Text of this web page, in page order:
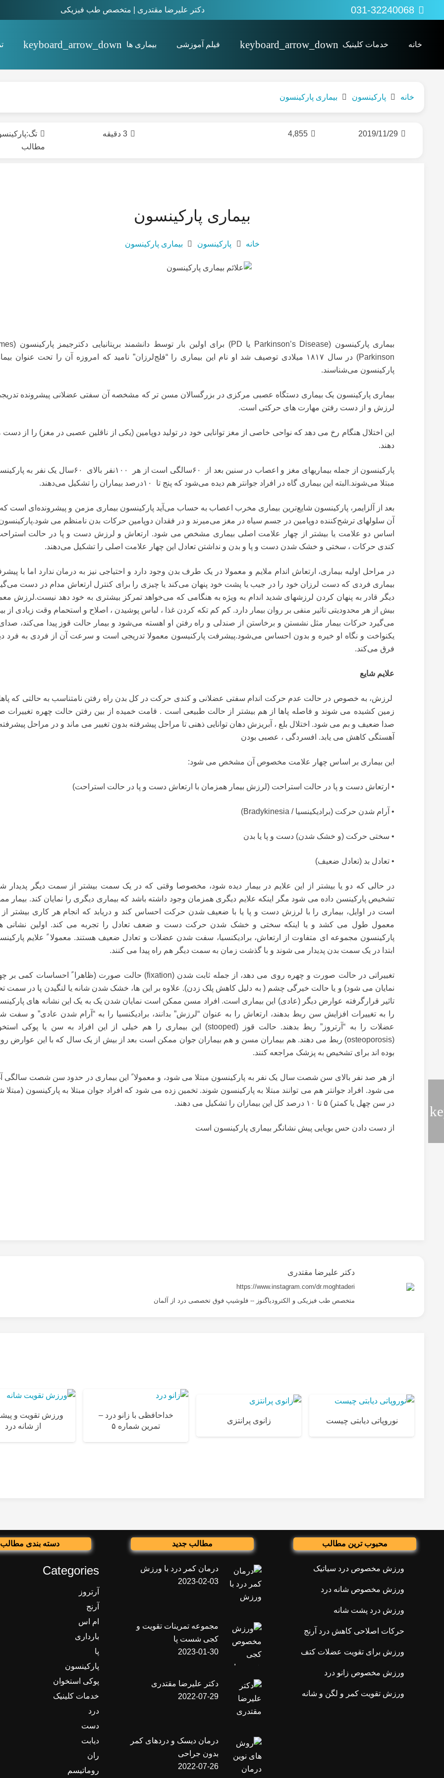
031-32240068 دکتر علیرضا مقتدری | متخصص طب فیزیکی
خانه خدمات کلینیک فیلم آموزشی بیماری ها
خانه پارکینسون بیماری پارکینسون
2019/11/29
4,855 3 دقیقه تگ:
مطالب
بیماری پارکینسون
خانه پارکینسون بیماری پارکینسون
بیماری پارکینسون (Parkinson’s Disease یا PD) برای اولین بار توسط دانشمند بریتانیایی دکترجیمز پارکینسون (
Parkinson
) در سال ۱۸۱۷ میلادی توصیف شد او نام این بیماری را “فلج‌لرزان” نامید که امروزه آن را تحت عنوان
پارکینسون می‌شناسند.
بیماری پارکینسون یک بیماری دستگاه عصبی مرکزی در بزرگسالان مسن تر که مشخصه آن سفتی عضلانی پیشرونده
لرزش و از دست رفتن مهارت های حرکتی است.
این اختلال هنگام رخ می دهد که نواحی خاصی از مغز توانایی خود در تولید دوپامین (یکی از ناقلین عصبی در مغز) را از
دهند.
پارکینسون از جمله بیماریهای مغز و اعصاب در سنین بعد از ‪۶۰سالگی است از هر
۶۰سال یک نفر به
مبتلا می‌شوند.البته این بیماری گاه در افراد جوانتر هم دیده می‌شود که پنج تا
بعد از آلزایمر، پارکینسون شایع‌ترین بیماری مخرب اعصاب به حساب می‌آید پارکینسون بیماری مزمن و پیشرونده‌ای است که
آن سلولهای ترشح‌کننده دوپامین در جسم سیاه در مغز می‌میرند و در فقدان دوپامین حرکات بدن نامنظم می شود.پارکینسون
اساس دو علامت یا بیشتر از چهار علامت اصلی بیماری مشخص می شود. ارتعاش و لرزش دست و پا در حالت
کندی حرکات ، سختی و خشک شدن دست و پا و بدن و نداشتن تعادل این چهار علامت اصلی را تشکیل می‌دهند.
در مراحل اولیه بیماری، ارتعاش اندام ملایم و معمولا در یک طرف بدن وجود دارد و احتیاجی نیز به درمان ندارد اما با
بیماری فردی که دست لرزان خود را در جیب یا پشت خود پنهان می‌کند یا چیزی را برای کنترل ارتعاش مدام در دست
دیگر قادر به پنهان کردن لرزشهای شدید اندام به ویژه به هنگامی که می‌خواهد تمرکز بیشتری به خود دهد نیست.لرزش
بیش از هر محدودیتی تاثیر منفی بر روان بیمار دارد. کم کم تکه کردن غذا ، لباس پوشیدن ، اصلاح و استحمام وقت زیادی از
می‌گیرد حرکات بیمار مثل نشستن و برخاستن از صندلی و راه رفتن او اهسته می‌شود و بیمار حالت قوز پیدا می‌کند،
یکنواخت و نگاه او خیره و بدون احساس می‌شود.پیشرفت پارکنیسون معمولا تدریجی است و سرعت آن از فردی به فرد
فرق می‌کند.
علایم شایع
لرزش، به خصوص در حالت عدم حرکت اندام سفتی عضلانی و کندی حرکت در کل بدن راه رفتن نامتناسب به حالتی که
زمین کشیده می شوند و فاصله پاها از هم بیشتر از حالت طبیعی است . قامت خمیده از بین رفتن حالت چهره تغییرات
صدا ضعیف و بم می شود. اختلال بلع ، آبریزش دهان توانایی ذهنی تا مراحل پیشرفته بدون تغییر می ماند و در مراحل
آهستگی کاهش می یابد. افسردگی ، عصبی بودن
این بیماری بر اساس چهار علامت مخصوص آن مشخص می شود:
• ارتعاش دست و پا در حالت استراحت (لرزش بیمار همزمان با ارتعاش دست و پا در حالت استراحت)
• آرام شدن حرکت (برادیکینسیا / Bradykinesia
)
• سختی حرکت (و خشک شدن) دست و پا یا بدن
• تعادل بد (تعادل ضعیف)
در حالی که دو یا بیشتر از این علایم در بیمار دیده شود، مخصوصا وقتی که در یک سمت بیشتر از سمت دیگر پدیدار
تشخیص پارکینسن داده می شود مگر اینکه علایم دیگری همزمان وجود داشته باشد که بیماری دیگری را نمایان کند. بیمار
است در اوایل، بیماری را با لرزش دست و پا یا با ضعیف شدن حرکت احساس کند و دریابد که انجام هر کاری بیشتر
معمول طول می کشد و یا اینکه سختی و خشک شدن حرکت دست و ضعف تعادل را تجربه می کند. اولین نشانی
پارکینسون مجموعه ای متفاوت از ارتعاش، برادیکنسیا، سفت شدن عضلات و تعادل ضعیف هستند. معمولا ً علایم
ابتدا در یک سمت بدن پدیدار می شوند و با گذشت زمان به سمت دیگر هم راه پیدا می کنند.
تغییراتی در حالت صورت و چهره روی می دهد، از جمله ثابت شدن (fixation) حالت صورت (ظاهرا ً احساسات کمی بر
نمایان می شود) و یا حالت خیرگی چشم ( به دلیل کاهش پلک زدن). علاوه بر این ها، خشک شدن شانه یا لنگیدن پا در سمت
تاثیر قرارگرفته عوارض دیگر (عادی) این بیماری است. افراد مسن ممکن است نمایان شدن یک به یک این نشانه های
را به تغییرات افزایش سن ربط بدهند، ارتعاش را به عنوان “لرزش” بدانند، برادیکنسیا را به “آرام شدن عادی” و سفت
عضلات را به “آرتروز” ربط بدهند. حالت قوز (stooped) این بیماری را هم خیلی از این افراد به سن یا پوکی
(
osteoporosis) ربط می دهند. هم بیماران مسن و هم بیماران جوان ممکن است بعد از بیش از یک سال که با این عوارض
بوده اند برای تشخیص به پزشک مراجعه کنند.
از هر صد نفر بالای سن شصت سال یک نفر به پارکینسون مبتلا می شود، و معمولا ً این بیماری در حدود سن شصت سالگی
می شود. افراد جوانتر هم می توانند مبتلا به پارکینسون شوند. تخمین زده می شود که افراد جوان مبتلا به پارکینسون (مبتلا
در سن چهل یا کمتر) ۵ تا ۱۰ درصد کل این بیماران را تشکیل می دهند.
از دست دادن حس بویایی پیش نشانگر بیماری پارکینسون است
دکتر علیرضا مقتدری
https://www.instagram.com/dr.moghtaderi
متخصص طب فیزیکی و الکترودیاگنوز -- فلوشیپ فوق تخصصی درد از آلمان
نوروپاتی دیابتی چیست زانوی پرانتزی
خداحافظی با زانو درد –
تمرین شماره ۵
ورزش تقویت و
از شانه درد
محبوب ترین مطالب
ورزش مخصوص درد سیاتیک
ورزش مخصوص شانه درد
ورزش درد پشت شانه
حرکات اصلاحی کاهش درد آرنج
ورزش برای تقویت عضلات کتف
ورزش مخصوص زانو درد
ورزش تقویت کمر و لگن و شانه
مطالب جدید
درمان کمر درد با ورزش
2023-02-03
مجموعه تمرینات تقویت و
کجی شست پا
2023-01-30
دکتر علیرضا مقتدری
2022-07-29
درمان دیسک و دردهای کمر
بدون جراحی
2022-07-26
دسته بندی مطالب
Categories
آرتروز
آرنج
ام اس
بارداری
پا
پارکینسون
پوکی استخوان
خدمات کلینیک
درد
دست
دیابت
ران
روماتیسم